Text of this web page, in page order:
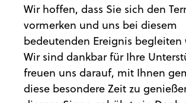
Wir hoffen, dass Sie sich den
vormerken und uns bei diesem
bedeutenden Ereignis begleiten
Wir sind dankbar für Ihre
freuen uns darauf, mit Ihnen
diese besondere Zeit zu